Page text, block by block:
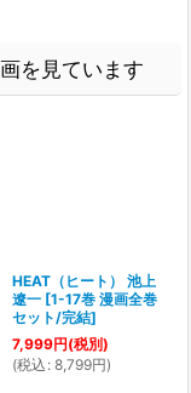
を見ています
HEAT（ヒート） 池上
遼一 [1-17巻 漫画全巻
セット/完結]
7,999円(税別)
(税込 : 8,799円)